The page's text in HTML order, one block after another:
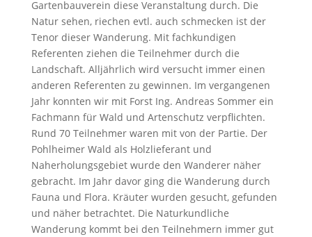
Gartenbauverein diese Veranstaltung durch. Die
Natur sehen, riechen evtl. auch schmecken ist der
Tenor dieser Wanderung. Mit fachkundigen
Referenten ziehen die Teilnehmer durch die
Landschaft. Alljährlich wird versucht immer einen
anderen Referenten zu gewinnen. Im vergangenen
Jahr konnten wir mit Forst Ing. Andreas Sommer ein
Fachmann für Wald und Artenschutz verpflichten.
Rund 70 Teilnehmer waren mit von der Partie. Der
Pohlheimer Wald als Holzlieferant und
Naherholungsgebiet wurde den Wanderer näher
gebracht. Im Jahr davor ging die Wanderung durch
Fauna und Flora. Kräuter wurden gesucht, gefunden
und näher betrachtet. Die Naturkundliche
Wanderung kommt bei den Teilnehmern immer gut